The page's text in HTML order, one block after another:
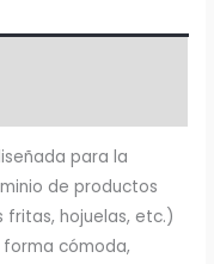
para la
de productos
fritas, hojuelas, etc.)
forma cómoda,